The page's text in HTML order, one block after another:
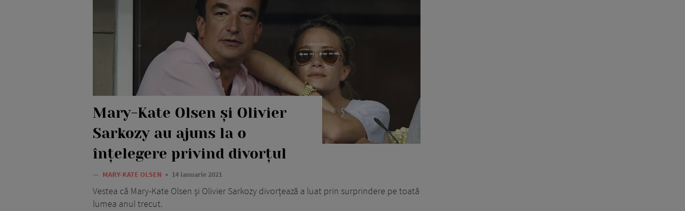
Mary-Kate Olsen și Olivier
Sarkozy au ajuns la o
înțelegere privind divorțul
— MARY-KATE OLSEN 14 ianuarie 2021
Vestea că Mary-Kate Olsen și Olivier Sarkozy divorțează a luat prin surprindere pe toată
lumea anul trecut.